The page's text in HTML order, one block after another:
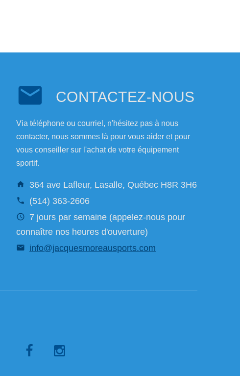
CONTACTEZ-NOUS
Via téléphone ou courriel, n'hésitez pas à nous
contacter, nous sommes là pour vous aider et pour
vous conseiller sur l'achat de votre équipement
sportif.
364 ave Lafleur, Lasalle, Québec H8R 3H6
(514) 363-2606
7 jours par semaine (appelez-nous pour
connaître nos heures d'ouverture)
info@jacquesmoreausports.com